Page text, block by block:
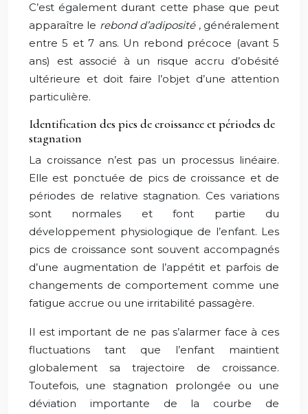
C’est également durant cette phase que peut
apparaître le rebond d’adiposité , généralement
entre 5 et 7 ans. Un rebond précoce (avant 5
ans) est associé à un risque accru d’obésité
ultérieure et doit faire l’objet d’une attention
particulière.
Identification des pics de croissance et périodes de
stagnation
La croissance n’est pas un processus linéaire.
Elle est ponctuée de pics de croissance et de
périodes de relative stagnation. Ces variations
sont normales et font partie du
développement physiologique de l’enfant. Les
pics de croissance sont souvent accompagnés
d’une augmentation de l’appétit et parfois de
changements de comportement comme une
fatigue accrue ou une irritabilité passagère.
Il est important de ne pas s’alarmer face à ces
fluctuations tant que l’enfant maintient
globalement sa trajectoire de croissance.
Toutefois, une stagnation prolongée ou une
déviation importante de la courbe de